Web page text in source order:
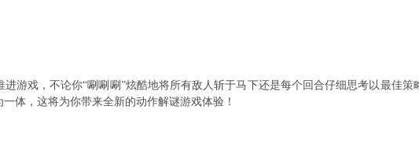
游戏，不论你“唰唰唰”炫酷地将所有敌人斩于马下还是每个回合仔细思考以最佳策
体，这将为你带来全新的动作解谜游戏体验！